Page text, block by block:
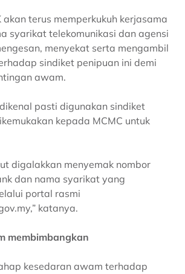
akan terus memperkukuh kerjasama
syarikat telekomunikasi dan agensi
menyekat serta mengambil
sindiket penipuan ini demi
awam.
pasti digunakan sindiket
kepada MCMC untuk
digalakkan menyemak nombor
dan nama syarikat yang
portal rasmi
katanya.
membimbangkan
kesedaran awam terhadap